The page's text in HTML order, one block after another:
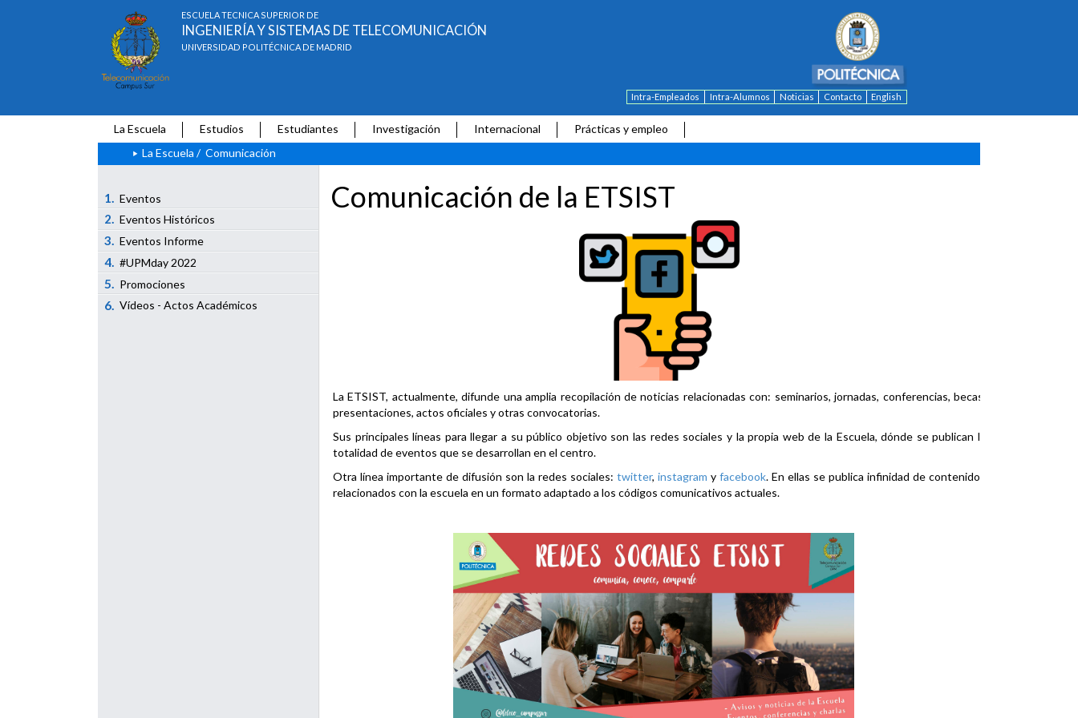
ESCUELA TÉCNICA SUPERIOR DE
INGENIERÍA Y SISTEMAS DE TELECOMUNICACIÓN
UNIVERSIDAD POLITÉCNICA DE MADRID
Intra-Empleados Intra-Alumnos Noticias Contacto English
La Escuela Estudios Estudiantes Investigación Internacional
Prácticas y empleo
La Escuela / Comunicación
1. Eventos
2. Eventos Históricos
3. Eventos Informe
4. #UPMday 2022
5. Promociones
6. Vídeos - Actos Académicos
Comunicación de la ETSIST
La ETSIST, actualmente, difunde una amplia recopilación de noticias relacionadas con: seminarios, jornadas, conferencias, becas,
presentaciones, actos oficiales y otras convocatorias.
Sus principales líneas para llegar a su público objetivo son las redes sociales y la propia web de la Escuela, dónde se publican la
totalidad de eventos que se desarrollan en el centro.
Otra línea importante de difusión son la redes sociales: twitter, instagram y facebook. En ellas se publica infinidad de contenidos
relacionados con la escuela en un formato adaptado a los códigos comunicativos actuales.